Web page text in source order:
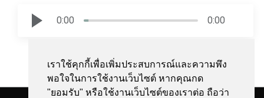
เราใช้คุกกี้เพื่อเพิ่มประสบการณ์และความพึง
พอใจในการใช้งานเว็บไซต์ หากคุณกด
"ยอมรับ" หรือใช้งานเว็บไซต์ของเราต่อ ถือว่า
0:00 0:00